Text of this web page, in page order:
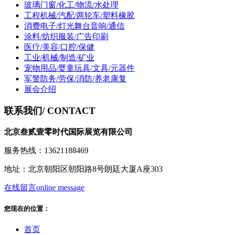
玻璃门窗/化工/物流/水处理
工程机械/汽配/两轮车/塑料橡胶
消费电子/灯光舞台音响/通信
涂料/纺织服装/广告印刷
医疗/美容/口腔/保健
工业/机械/制造/矿业
宠物用品/婴童玩具/文具/元器件
军警防务/劳保/消防/养老康复
展会介绍
联系我们/ CONTACT
北京叁贰壹零时代国际展览有限公司
服务热线：13621188469
地址：北京朝阳区朝阳路8号朗廷大厦A座303
在线留言online message
您现在的位置：
首页